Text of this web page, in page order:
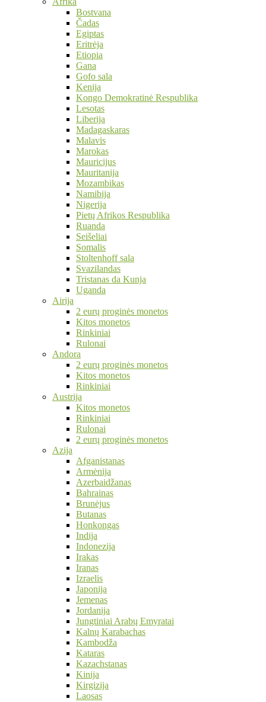
Bostvana
Čadas
Egiptas
Eritrėja
Etiopia
Gana
Gofo sala
Kenija
Kongo Demokratinė Respublika
Lesotas
Liberija
Madagaskaras
Malavis
Marokas
Mauricijus
Mauritanija
Mozambikas
Namibija
Nigerija
Pietų Afrikos Respublika
Ruanda
Seišeliai
Somalis
Stoltenhoff sala
Svazilandas
Tristanas da Kunja
Uganda
Airija
2 eurų proginės monetos
Kitos monetos
Rinkiniai
Rulonai
Andora
2 eurų proginės monetos
Kitos monetos
Rinkiniai
Austrija
Kitos monetos
Rinkiniai
Rulonai
2 eurų proginės monetos
Azija
Afganistanas
Armėnija
Azerbaidžanas
Bahrainas
Brunėjus
Butanas
Honkongas
Indija
Indonezija
Irakas
Iranas
Izraelis
Japonija
Jemenas
Jordanija
Jungtiniai Arabų Emyratai
Kalnų Karabachas
Kambodža
Kataras
Kazachstanas
Kinija
Kirgizija
Laosas